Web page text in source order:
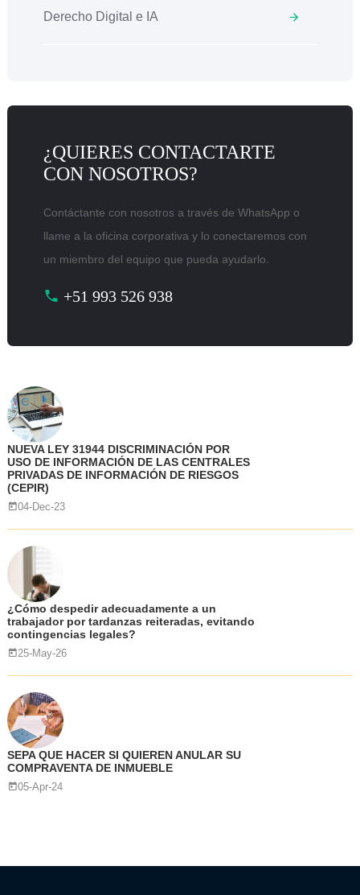
Derecho Digital e IA
¿QUIERES CONTACTARTE
CON NOSOTROS?
Contáctante con nosotros a través de WhatsApp o
llame a la oficina corporativa y lo conectaremos con
un miembro del equipo que pueda ayudarlo.
+51 993 526 938
NUEVA LEY 31944 DISCRIMINACIÓN POR
USO DE INFORMACIÓN DE LAS CENTRALES
PRIVADAS DE INFORMACIÓN DE RIESGOS
(CEPIR)
04-Dec-23
¿Cómo despedir adecuadamente a un
trabajador por tardanzas reiteradas, evitando
contingencias legales?
25-May-26
SEPA QUE HACER SI QUIEREN ANULAR SU
COMPRAVENTA DE INMUEBLE
05-Apr-24